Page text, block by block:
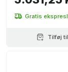
Gratis
Tilføj